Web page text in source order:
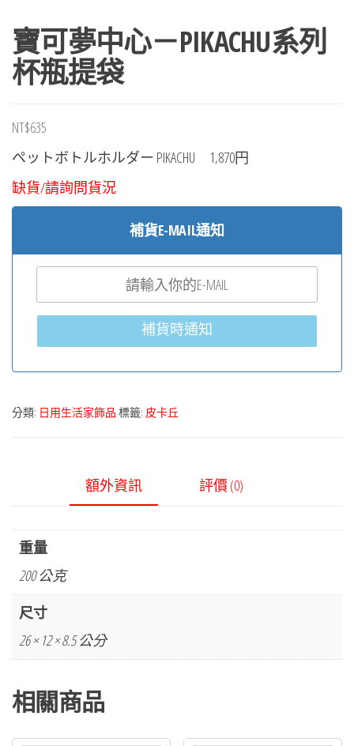
寶可夢中心－PIKACHU系列
杯瓶提袋
NT$635
ペットボトルホルダー PIKACHU 1,870円
缺貨/請詢問貨況
補貨E-MAIL通知
補貨時通知
分類: 日用生活家飾品 標籤: 皮卡丘
額外資訊 評價 (0)
重量
200 公克
尺寸
26 × 12 × 8.5 公分
相關商品